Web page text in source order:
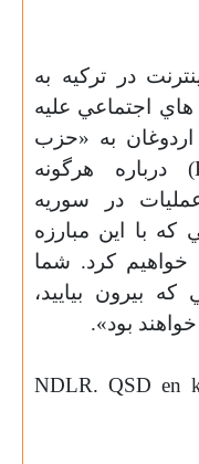
در ترکيه به
اجتماعي عليه
به «حزب
) درباره هرگونه
در سوريه
با اين مبارزه
خواهيم کرد. شما
بيرون بياييد،
بود».
NDLR. QSD en